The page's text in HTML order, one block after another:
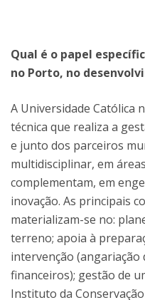
Qual é o papel
no Porto, no
A Universidade Católica
técnica que realiza a
e junto dos parceiros
multidisciplinar, em
complementam, em
inovação. As principais
materializam-se no:
terreno; apoia à
intervenção (angariação
financeiros); gestão de
Instituto da